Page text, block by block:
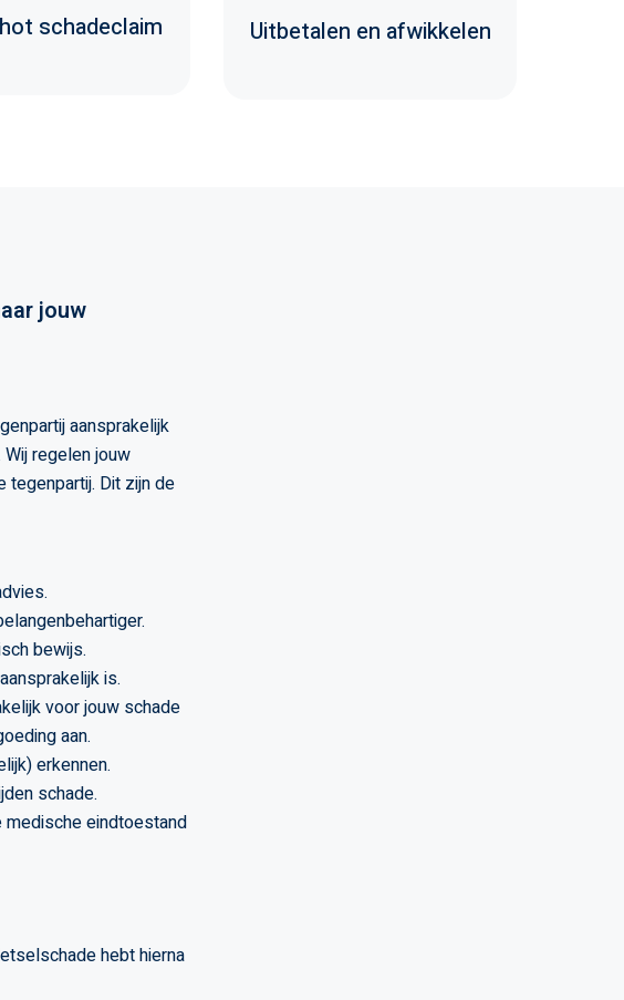
schadeclaim Uitbetalen en afwikkelen
jouw
aansprakelijk
regelen jouw
tegenpartij. Dit zijn de
bewijs.
is.
voor jouw schade
aan.
erkennen.
schade.
eindtoestand
hebt hierna